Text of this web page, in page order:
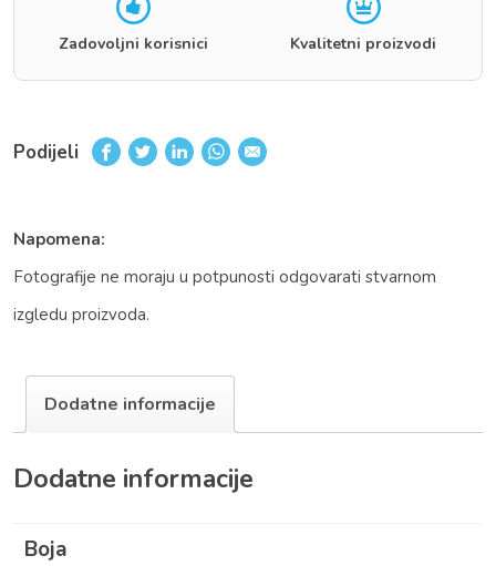
Zadovoljni korisnici Kvalitetni proizvodi
Podijeli
Napomena:
Fotografije ne moraju u potpunosti odgovarati stvarnom
izgledu proizvoda.
Dodatne informacije
Dodatne informacije
Boja